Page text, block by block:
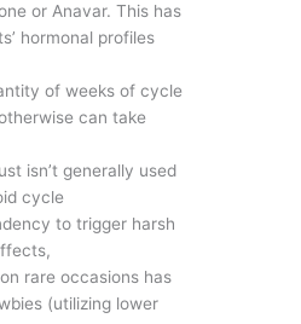
or Anavar. This has
hormonal profiles
of weeks of cycle
can take
isn’t generally used
cycle
to trigger harsh
rare occasions has
(utilizing lower